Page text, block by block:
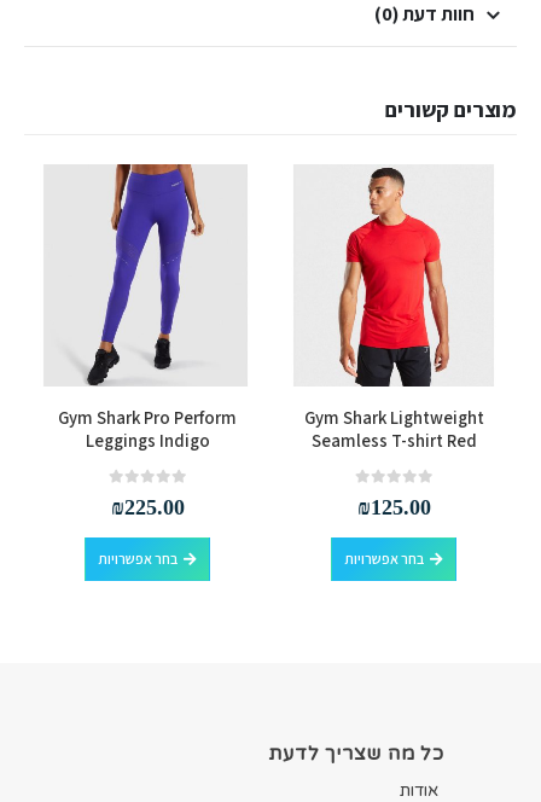
חוות דעת (0)
מוצרים קשורים
למוצר זה יש מספר סוגים. ניתן לבחור את האפשרויות בעמוד המוצר
Gym Shark Lightweight
Seamless T-shirt Red
₪125.00
בחר אפשרויות
למוצר זה יש מספר סוגים. ניתן לבחור את האפשרויות בעמוד המוצר
למוצר זה יש מספר סוגים. ניתן לבחור את האפשרויות בעמוד המוצר
Gym Shark Pro Perform
Leggings Indigo
₪225.00
בחר אפשרויות
למוצר זה יש מספר סוגים. ניתן לבחור את האפשרויות בעמוד המוצר
כל מה שצריך לדעת
אודות